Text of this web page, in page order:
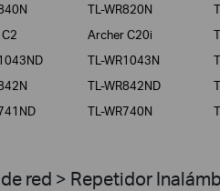
TL-WR820N
Archer C20i
TL-WR1043N
TL-WR842ND
TL-WR740N
red > Repetidor